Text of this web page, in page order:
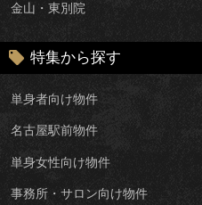
金山・東別院
特集から探す
単身者向け物件
名古屋駅前物件
単身女性向け物件
事務所・サロン向け物件